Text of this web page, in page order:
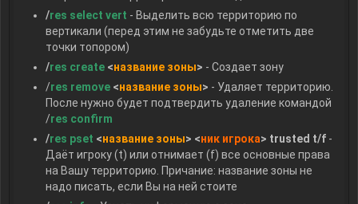
/res select vert - Выделить всю территорию по
вертикали (перед этим не забудьте отметить две
точки топором)
/res create <название зоны> - Создает зону
/res remove <название зоны> - Удаляет территорию.
После нужно будет подтвердить удаление командой
/res confirm
/res pset <название зоны> <ник игрока> trusted t/f -
Даёт игроку (t) или отнимает (f) все основные права
на Вашу территорию. Причание: название зоны не
надо писать, если Вы на ней стоите